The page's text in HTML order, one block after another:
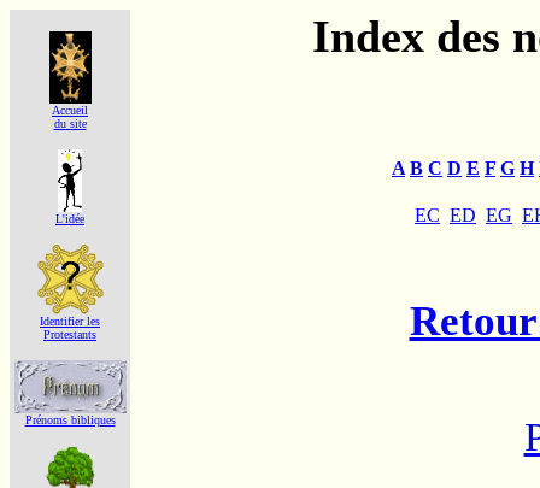
Accueil
du site
L'idée
Identifier les
Protestants
Prénoms bibliques
Index des
A B C D E F G H
EC ED EG